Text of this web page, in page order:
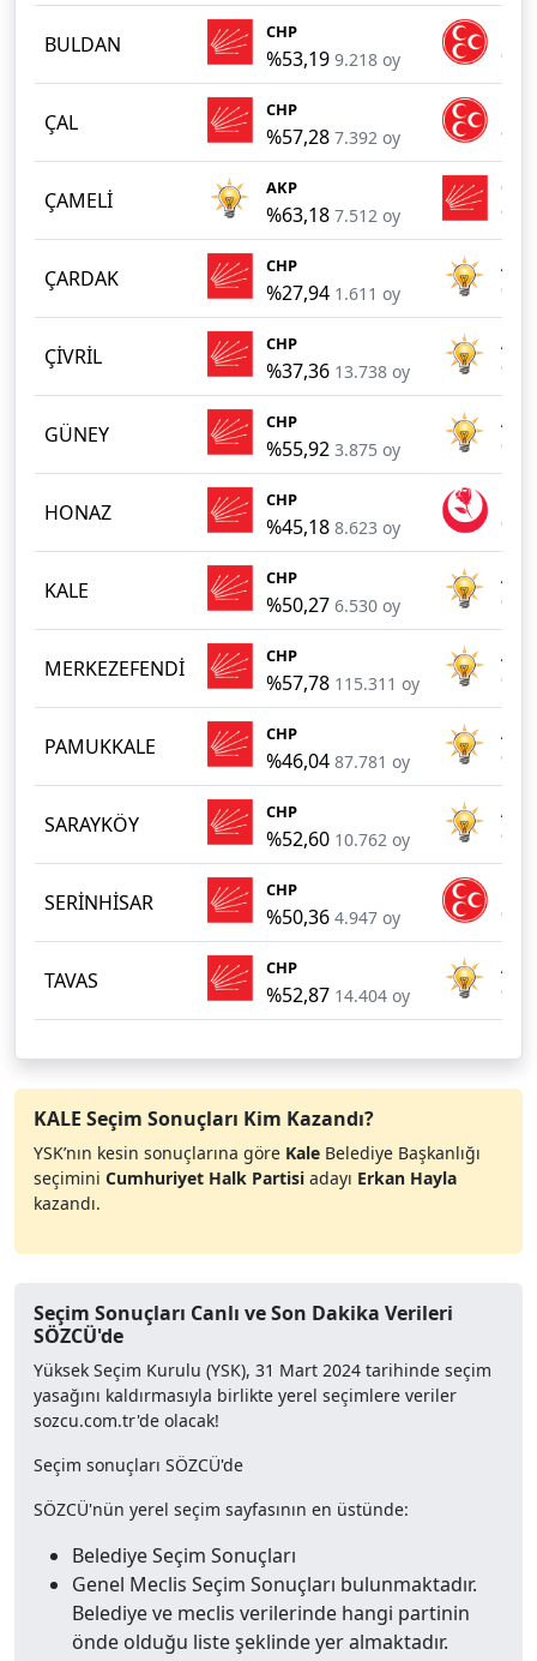
BULDAN CHP
%53,19 9.218 oy
ÇAL CHP
%57,28 7.392 oy
ÇAMELİ AKP
%63,18 7.512 oy
CHP
ÇARDAK CHP
%27,94 1.611 oy
AKP
ÇİVRİL CHP
%37,36 13.738 oy
AKP
GÜNEY CHP
%55,92 3.875 oy
AKP
HONAZ CHP
%45,18 8.623 oy
KALE CHP
%50,27 6.530 oy
AKP
MERKEZEFENDİ CHP
%57,78 115.311 oy
AKP
PAMUKKALE CHP
%46,04 87.781 oy
AKP
SARAYKÖY CHP
%52,60 10.762 oy
AKP
SERİNHİSAR CHP
%50,36 4.947 oy
TAVAS CHP
%52,87 14.404 oy
AKP
KALE Seçim Sonuçları Kim Kazandı?
YSK’nın kesin sonuçlarına göre Kale Belediye Başkanlığı
seçimini Cumhuriyet Halk Partisi adayı Erkan Hayla
kazandı.
Seçim Sonuçları Canlı ve Son Dakika Verileri
SÖZCÜ'de
Yüksek Seçim Kurulu (YSK), 31 Mart 2024 tarihinde seçim
yasağını kaldırmasıyla birlikte yerel seçimlere veriler
sozcu.com.tr'de olacak!
Seçim sonuçları SÖZCÜ'de
SÖZCÜ'nün yerel seçim sayfasının en üstünde:
Belediye Seçim Sonuçları
Genel Meclis Seçim Sonuçları bulunmaktadır.
Belediye ve meclis verilerinde hangi partinin
önde olduğu liste şeklinde yer almaktadır.